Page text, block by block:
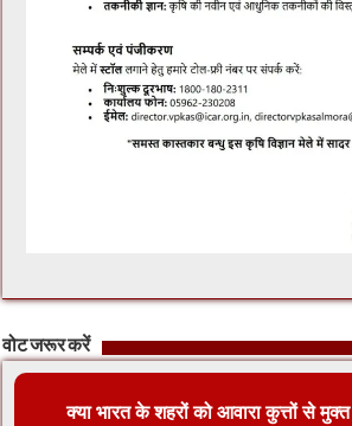
वोट जरूर करें
क्या भारत के शहरों को आवारा कुत्तों से